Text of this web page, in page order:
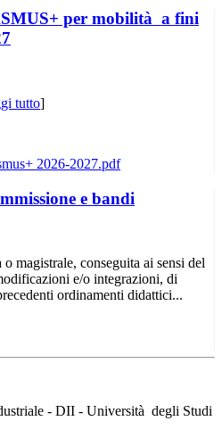
per mobilità a fini
tutto]
e bandi
o magistrale, conseguita ai sensi del
e/o integrazioni, di
ordinamenti didattici...
- DII - Università degli Studi